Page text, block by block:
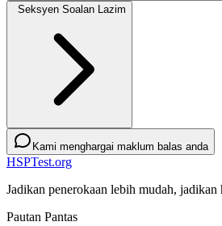
Seksyen Soalan Lazim
Kami menghargai maklum balas anda
HSPTest.org
Jadikan penerokaan lebih mudah,
Pautan Pantas